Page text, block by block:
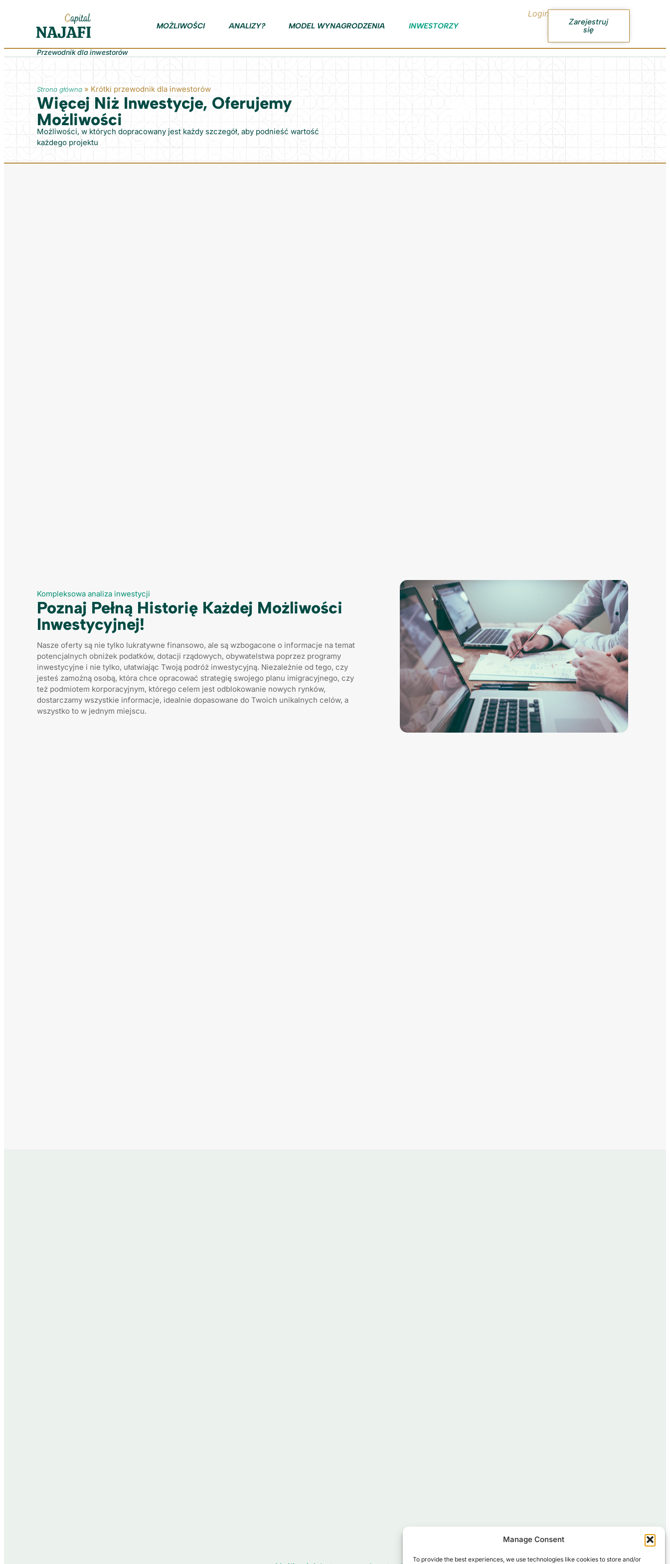
Manage Consent
To provide the best experiences, we use technologies like cookies to store and/or
MOŻLIWOŚCI ANALIZY? MODEL WYNAGRODZENIA INWESTORZY
Login
Zarejestruj
się
Przewodnik dla inwestorów
Strona główna » Krótki przewodnik dla inwestorów
Więcej Niż Inwestycje, Oferujemy
Możliwości
Możliwości, w których dopracowany jest każdy szczegół, aby podnieść wartość
każdego projektu
Kompleksowa analiza inwestycji
Poznaj Pełną Historię Każdej Możliwości
Inwestycyjnej!
Nasze oferty są nie tylko lukratywne finansowo, ale są wzbogacone o informacje na temat
potencjalnych obniżek podatków, dotacji rządowych, obywatelstwa poprzez programy
inwestycyjne i nie tylko, ułatwiając Twoją podróż inwestycyjną. Niezależnie od tego, czy
jesteś zamożną osobą, która chce opracować strategię swojego planu imigracyjnego, czy
też podmiotem korporacyjnym, którego celem jest odblokowanie nowych rynków,
dostarczamy wszystkie informacje, idealnie dopasowane do Twoich unikalnych celów, a
wszystko to w jednym miejscu.